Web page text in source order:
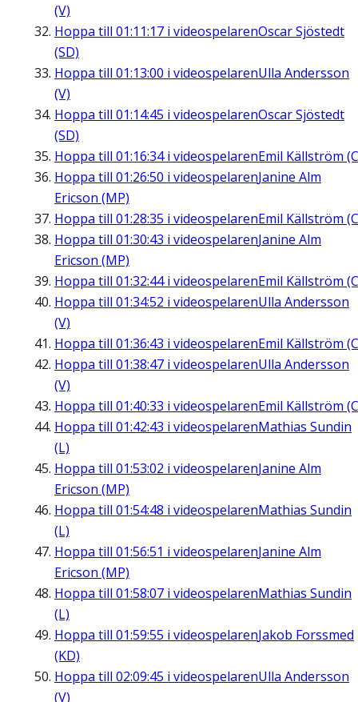
(V)
Hoppa till 01:11:17 i videospelarenOscar Sjöstedt
(SD)
Hoppa till 01:13:00 i videospelarenUlla Andersson
(V)
Hoppa till 01:14:45 i videospelarenOscar Sjöstedt
(SD)
Hoppa till 01:16:34i videospelarenEmil Källström
Hoppa till 01:26:50 i videospelarenJanine Alm
Ericson (MP)
Hoppa till 01:28:35 i videospelarenEmil Källström
Hoppa till 01:30:43 i videospelarenJanine Alm
Ericson (MP)
Hoppa till 01:32:44i videospelarenEmil Källström
Hoppa till 01:34:52 i videospelarenUlla Andersson
(V)
Hoppa till 01:36:43 i videospelarenEmil Källström
Hoppa till 01:38:47 i videospelarenUlla Andersson
(V)
Hoppa till 01:40:33 i videospelarenEmil Källström
Hoppa till 01:42:43 i videospelarenMathias Sundin
(L)
Hoppa till 01:53:02 i videospelarenJanine Alm
Ericson (MP)
Hoppa till 01:54:48 i videospelarenMathias Sundin
(L)
Hoppa till 01:56:51 i videospelarenJanine Alm
Ericson (MP)
Hoppa till 01:58:07 i videospelarenMathias Sundin
(L)
Hoppa till 01:59:55 i videospelarenJakob Forssmed
(KD)
Hoppa till 02:09:45 i videospelarenUlla Andersson
(V)